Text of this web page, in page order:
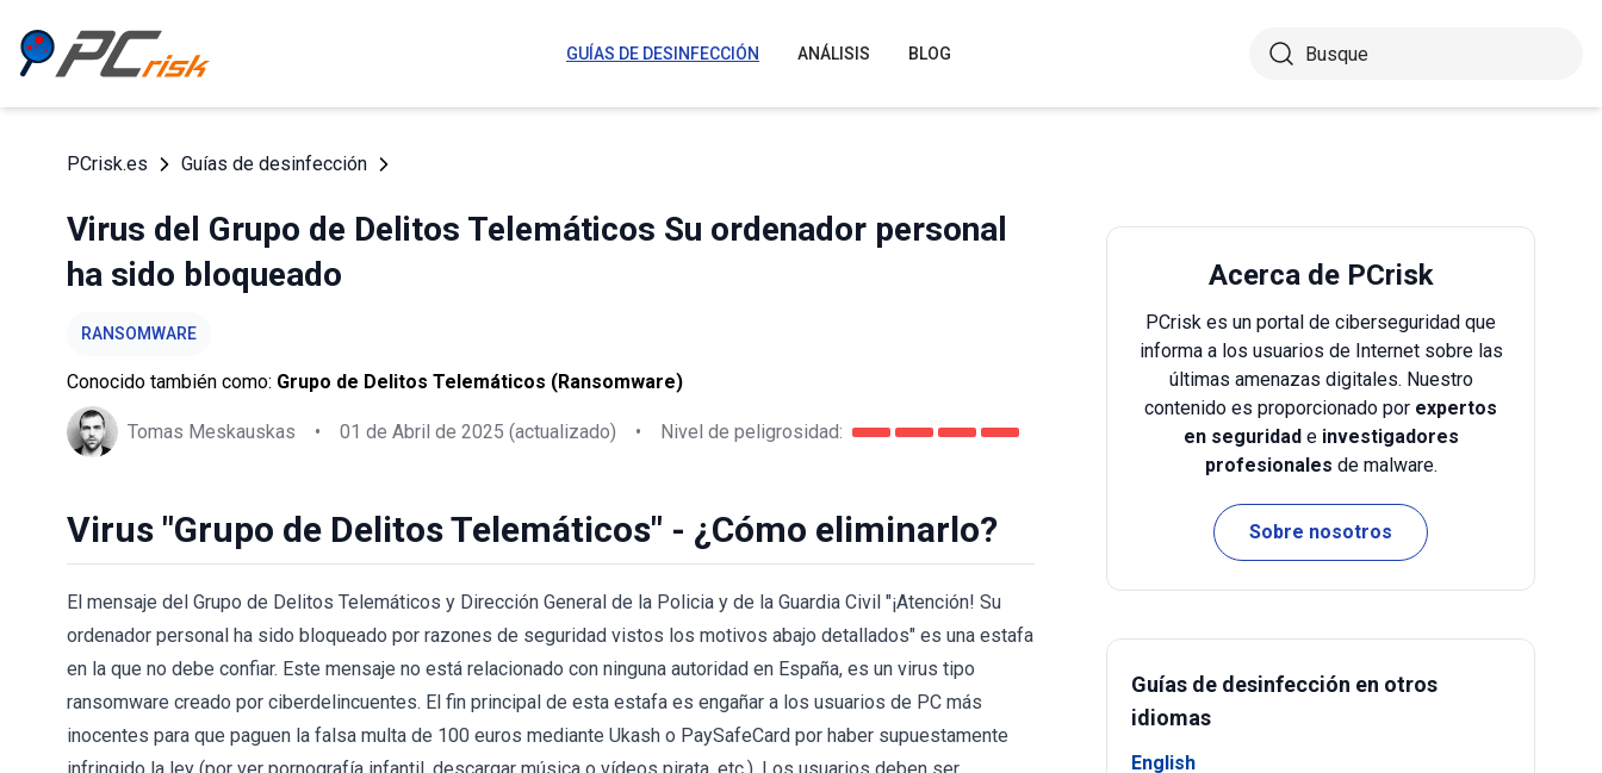
GUÍAS DE DESINFECCIÓN ANÁLISIS BLOG
PCrisk.es Guías de desinfección
Virus del Grupo de Delitos Telemáticos Su ordenador personal
ha sido bloqueado
RANSOMWARE
Conocido también como: Grupo de Delitos Telemáticos (Ransomware)
Tomas Meskauskas • 01 de Abril de 2025 (actualizado) • Nivel de peligrosidad:
Virus "Grupo de Delitos Telemáticos" - ¿Cómo eliminarlo?
El mensaje del Grupo de Delitos Telemáticos y Dirección General de la Policia y de la Guardia Civil "¡Atención! Su
ordenador personal ha sido bloqueado por razones de seguridad vistos los motivos abajo detallados" es una estafa
en la que no debe confiar. Este mensaje no está relacionado con ninguna autoridad en España, es un virus tipo
ransomware creado por ciberdelincuentes. El fin principal de esta estafa es engañar a los usuarios de PC más
inocentes para que paguen la falsa multa de 100 euros mediante Ukash o PaySafeCard por haber supuestamente
Acerca de PCrisk
PCrisk es un portal de ciberseguridad que
informa a los usuarios de Internet sobre las
últimas amenazas digitales. Nuestro
contenido es proporcionado por expertos
en seguridade investigadores
profesionales de malware.
Sobre nosotros
Guías de desinfección en otros
idiomas
English